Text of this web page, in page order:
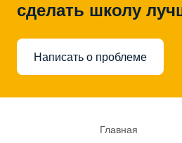
сделать школу
Написать о проблеме
Главная